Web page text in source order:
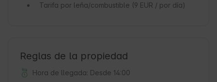
Tarifa por leña/combustible (9 EUR / por día)
Reglas de la propiedad
Hora de llegada: Desde 14:00